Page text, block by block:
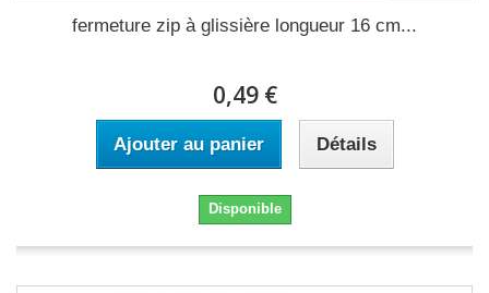
fermeture zip à glissière longueur 16 cm...
0,49 €
Ajouter au panier Détails
Disponible